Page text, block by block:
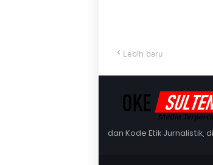
Lebih baru
dan Kode Etik Jurnalistik,